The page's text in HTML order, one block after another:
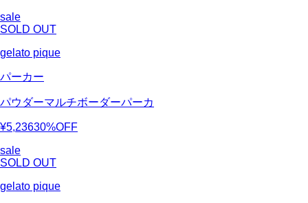
sale
SOLD OUT
gelato pique
パーカー
パウダーマルチボーダーパーカ
¥5,23630%OFF
sale
SOLD OUT
gelato pique